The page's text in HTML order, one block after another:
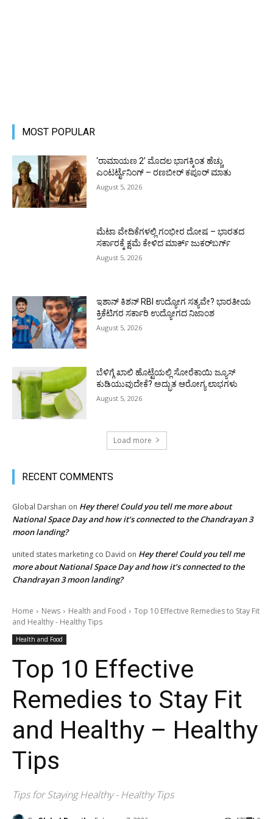
MOST POPULAR
‘ರಾಮಾಯಣ 2’ ಮೊದಲ ಭಾಗಕ್ಕಿಂತ ಹೆಚ್ಚು
ಎಂಟರ್ಟೈನಿಂಗ್ – ರಣಬೀರ್ ಕಪೂರ್ ಮಾತು
August 5, 2026
ಮೆಟಾ ವೇದಿಕೆಗಳಲ್ಲಿ ಗಂಭೀರ ದೋಷ – ಭಾರತದ
ಸರ್ಕಾರಕ್ಕೆ ಕ್ಷಮೆ ಕೇಳಿದ ಮಾರ್ಕ್ ಜುಕರ್‌ಬರ್ಗ್
August 5, 2026
ಇಶಾನ್ ಕಿಶನ್ RBI ಉದ್ಯೋಗ ಸತ್ಯವೇ? ಭಾರತೀಯ
ಕ್ರಿಕೆಟಿಗರ ಸರ್ಕಾರಿ ಉದ್ಯೋಗದ ನಿಜಾಂಶ
August 5, 2026
ಬೆಳಿಗ್ಗೆ ಖಾಲಿ ಹೊಟ್ಟೆಯಲ್ಲಿ ಸೋರೆಕಾಯಿ ಜ್ಯೂಸ್
ಕುಡಿಯುವುದೇಕೆ? ಅದ್ಭುತ ಆರೋಗ್ಯ ಲಾಭಗಳು
August 5, 2026
Load more
RECENT COMMENTS
Global Darshan on Hey there! Could you tell me more about
National Space Day and how it’s connected to the Chandrayan 3
moon landing?
united states marketing co David on Hey there! Could you tell me
more about National Space Day and how it’s connected to the
Chandrayan 3 moon landing?